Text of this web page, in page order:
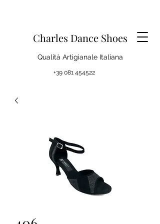
Charles Dance Shoes
Qualità Artigianale Italiana
+39 081 454522